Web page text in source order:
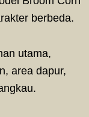
berbeda.
utama,
area dapur,